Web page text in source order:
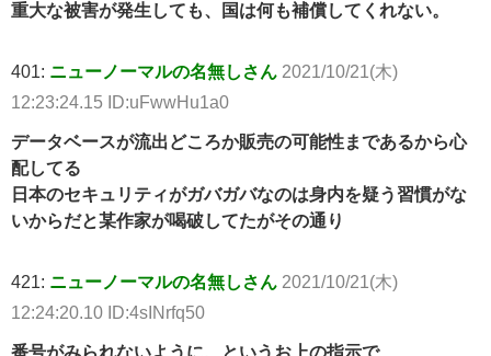
重大な被害が発生しても、国は何も補償してくれない。
401: ニューノーマルの名無しさん 2021/10/21(木)
12:23:24.15 ID:uFwwHu1a0
データベースが流出どころか販売の可能性まであるから心
配してる
日本のセキュリティがガバガバなのは身内を疑う習慣がな
いからだと某作家が喝破してたがその通り
421: ニューノーマルの名無しさん 2021/10/21(木)
12:24:20.10 ID:4sINrfq50
番号がみられないように、というお上の指示で